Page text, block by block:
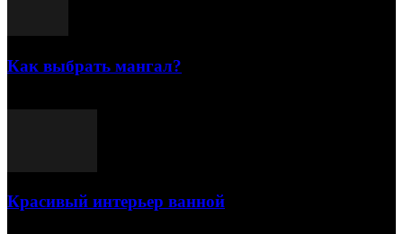
Как выбрать мангал?
Красивый интерьер ванной